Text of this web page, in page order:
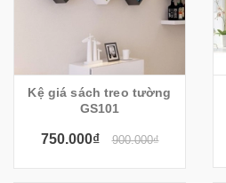
Kệ giá sách treo tường
GS101
750.000₫ 900.000₫